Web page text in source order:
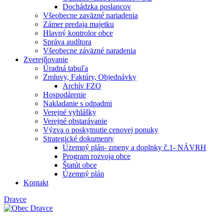
Dochádzka poslancov
Všeobecne zaväzné nariadenia
Zámer predaja majetku
Hlavný kontrolor obce
Správa audítora
Všeobecne záväzné naradenia
Zverejňovanie
Úradná tabuľa
Zmluvy, Faktúry, Objednávky
Archív FZO
Hospodárenie
Nakladanie s odpadmi
Verejné vyhlášky
Verejné obstarávanie
Výzva o poskytnutie cenovej ponuky
Strategické dokumenty
Územný plán- zmeny a doplnky č.1- NÁVRH
Program rozvoja obce
Štatút obce
Územný plán
Kontakt
Dravce